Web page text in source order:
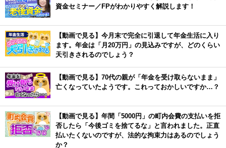
資金セミナー／FPがわかりやすく解説します！
【動画で見る】今月末で完全に引退して年金生活に入り
ます。年金は「月20万円」の見込みですが、どのくらい
天引きされるのでしょう？
【動画で見る】70代の親が「年金を受け取らないまま」
亡くなっていたようです。これっておかしいですか…？
【動画で見る】年間「5000円」の町内会費の支払いを拒
否したら「今後ゴミを捨てるな」と言われました。正直
払いたくないのですが、法的な拘束力はあるのでしょう
か？